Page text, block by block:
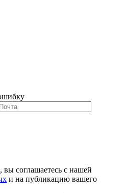
соглашаетесь с нашей
и на публикацию вашего